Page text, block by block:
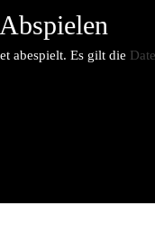
Abspielen
abespielt. Es gilt die